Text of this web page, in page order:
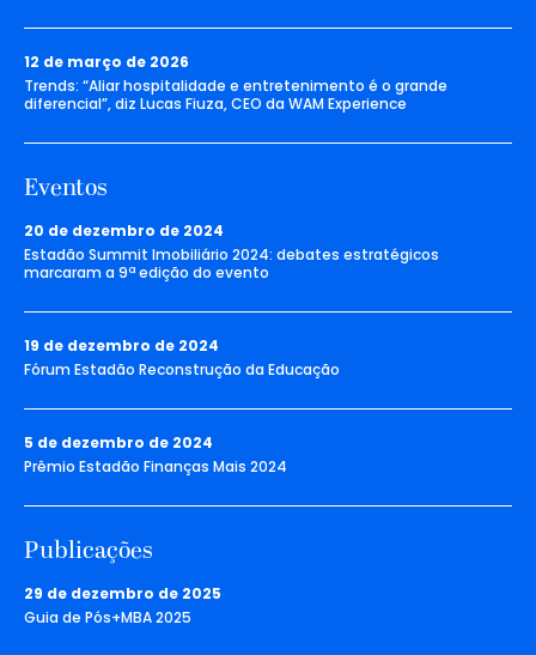
12 de março de 2026
Trends: “Aliar hospitalidade e entretenimento é o grande
diferencial”, diz Lucas Fiuza, CEO da WAM Experience
Eventos
20 de dezembro de 2024
Estadão Summit Imobiliário 2024: debates estratégicos
marcaram a 9ª edição do evento
19 de dezembro de 2024
Fórum Estadão Reconstrução da Educação
5 de dezembro de 2024
Prêmio Estadão Finanças Mais 2024
Publicações
29 de dezembro de 2025
Guia de Pós+MBA 2025